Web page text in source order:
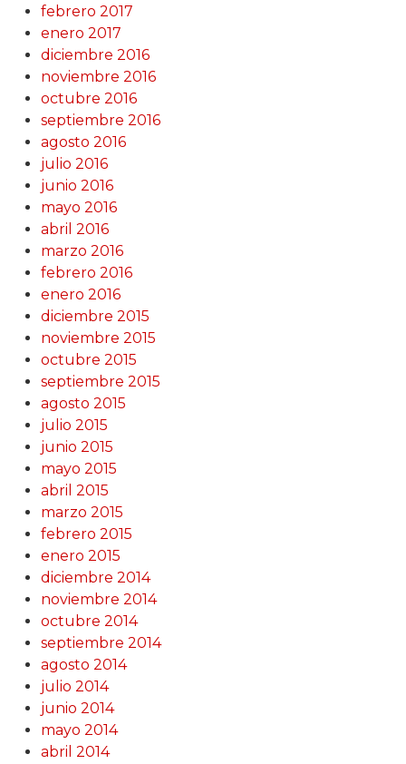
febrero 2017
enero 2017
diciembre 2016
noviembre 2016
octubre 2016
septiembre 2016
agosto 2016
julio 2016
junio 2016
mayo 2016
abril 2016
marzo 2016
febrero 2016
enero 2016
diciembre 2015
noviembre 2015
octubre 2015
septiembre 2015
agosto 2015
julio 2015
junio 2015
mayo 2015
abril 2015
marzo 2015
febrero 2015
enero 2015
diciembre 2014
noviembre 2014
octubre 2014
septiembre 2014
agosto 2014
julio 2014
junio 2014
mayo 2014
abril 2014